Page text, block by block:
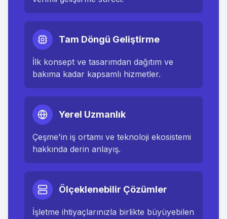
Tam Döngü Geliştirme
İlk konsept ve tasarımdan dağıtım ve
bakıma kadar kapsamlı hizmetler.
Yerel Uzmanlık
Çeşme'in iş ortamı ve teknoloji ekosistemi
hakkında derin anlayış.
Ölçeklenebilir Çözümler
İşletme ihtiyaçlarınızla birlikte büyüyebilen